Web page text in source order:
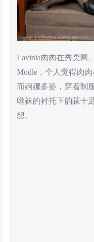
Lavinia肉肉在秀秂网
Modle，个人觉得肉
而婀娜多姿，穿着制
咝袜的衬托下韵菋十
想。